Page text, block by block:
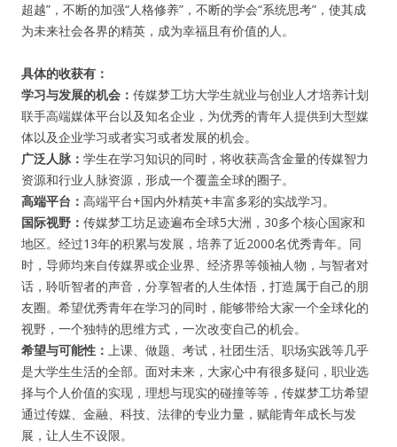
超越”，不断的加强“人格修养”，不断的学会“系统思考”，使其成
为未来社会各界的精英，成为幸福且有价值的人。
具体的收获有：
学习与发展的机会： 传媒梦工坊大学生就业与创业人才培养计划
联手高端媒体平台以及知名企业，为优秀的青年人提供到大型媒
体以及企业学习或者实习或者发展的机会。
广泛人脉： 学生在学习知识的同时，将收获高含金量的传媒智力
资源和行业人脉资源，形成一个覆盖全球的圈子。
高端平台： 高端平台+国内外精英+丰富多彩的实战学习。
国际视野： 传媒梦工坊足迹遍布全球5大洲，30多个核心国家和
地区。经过13年的积累与发展，培养了近2000名优秀青年。同
时，导师均来自传媒界或企业界、经济界等领袖人物，与智者对
话，聆听智者的声音，分享智者的人生体悟，打造属于自己的朋
友圈。希望优秀青年在学习的同时，能够带给大家一个全球化的
视野，一个独特的思维方式，一次改变自己的机会。
希望与可能性： 上课、做题、考试，社团生活、职场实践等几乎
是大学生生活的全部。面对未来，大家心中有很多疑问，职业选
择与个人价值的实现，理想与现实的碰撞等等，传媒梦工坊希望
通过传媒、金融、科技、法律的专业力量，赋能青年成长与发
展，让人生不设限。